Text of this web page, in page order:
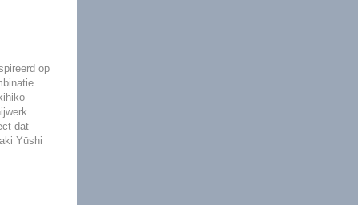
op
dat
Yūshi